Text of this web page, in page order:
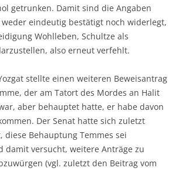
getrunken. Damit sind die Angaben
eindeutig bestätigt noch widerlegt,
Wohlleben, Schultze als
also erneut verfehlt.
stellte einen weiteren Beweisantrag
der am Tatort des Mordes an Halit
aber behauptet hatte, er habe davon
Der Senat hatte sich zuletzt
diese Behauptung Temmes sei
damit versucht, weitere Anträge zu
(vgl. zuletzt den Beitrag vom